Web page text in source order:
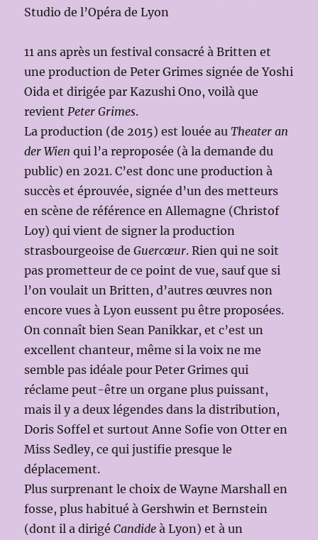
Studio de l’Opéra de Lyon
11 ans après un festival consacré à Britten et
une production de Peter Grimes signée de Yoshi
Oida et dirigée par Kazushi Ono, voilà que
revient Peter Grimes.
La production (de 2015) est louée auTheater an
der Wien qui l’a reproposée (à la demande du
public) en 2021. C’est donc une production à
succès et éprouvée, signée d’un des metteurs
en scène de référence en Allemagne (Christof
Loy) qui vient de signer la production
strasbourgeoise deGuercœur. Rien qui ne soit
pas prometteur de ce point de vue, sauf que si
l’on voulait un Britten, d’autres œuvres non
encore vues à Lyon eussent pu être proposées.
On connaît bien Sean Panikkar, et c’est un
excellent chanteur, même si la voix ne me
semble pas idéale pour Peter Grimes qui
réclame peut-être un organe plus puissant,
mais il y a deux légendes dans la distribution,
Doris Soffel et surtout Anne Sofie von Otter en
Miss Sedley, ce qui justifie presque le
déplacement.
Plus surprenant le choix de Wayne Marshall en
fosse, plus habitué à Gershwin et Bernstein
(dont il a dirigéCandide à Lyon) et à un